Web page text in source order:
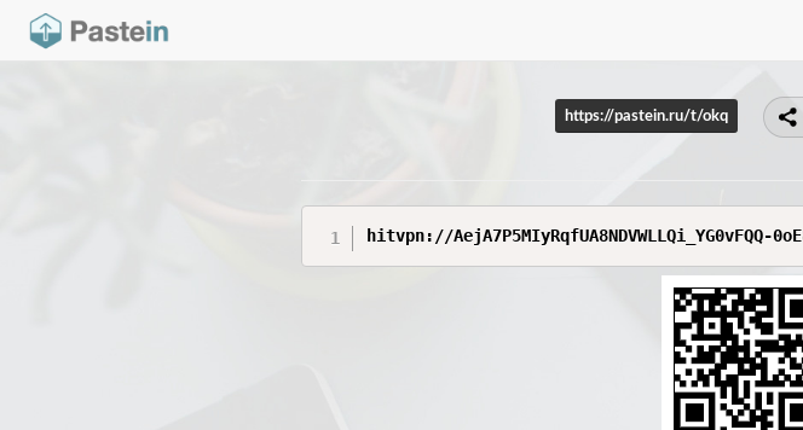
https://pastein.ru/t/okq
hitvpn://AejA7P5MIyRqfUA8NDVWLLQi_YG0vFQQ-